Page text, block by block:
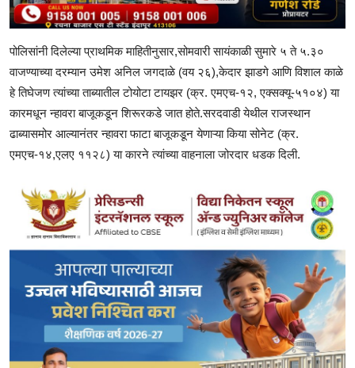
पोलिसांनी दिलेल्या प्राथमिक माहितीनुसार,सोमवारी सायंकाळी सुमारे ५ ते ५.३०
वाजण्याच्या दरम्यान उमेश अनिल जगदाळे (वय २६),केदार झाडगे आणि विशाल काळे
हे तिघेजण त्यांच्या ताब्यातील टोयोटा टायझर (क्र. एमएच-१२, एक्सक्यू-५१०४) या
कारमधून न्हावरा बाजूकडून शिरूरकडे जात होते.सरदवाडी येथील राजस्थान
ढाब्यासमोर आल्यानंतर न्हावरा फाटा बाजूकडून येणाऱ्या किया सोनेट (क्र.
एमएच-१४,एलए ११२८) या कारने त्यांच्या वाहनाला जोरदार धडक दिली.